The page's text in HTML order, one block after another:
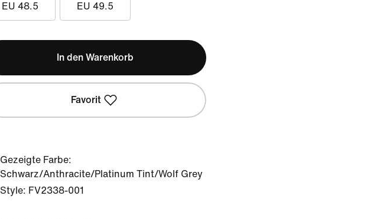
EU 48.5 EU 49.5
In den Warenkorb
Favorit
Gezeigte Farbe:
Schwarz/Anthracite/Platinum Tint/Wolf Grey
Style: FV2338-001